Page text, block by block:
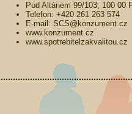
Pod Altánem 99/103; 100 00
Telefon: +420 261 263 574
E-mail: SCS@konzument.cz
www.konzument.cz
www.spotrebitelzakvalitou.cz